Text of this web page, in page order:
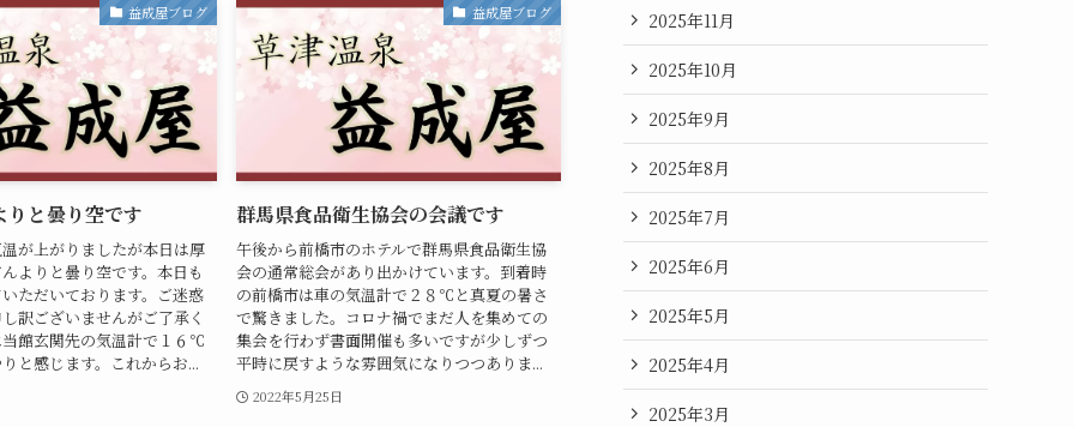
益成屋ブログ
りと曇り空です
が上がりましたが本日は厚
よりと曇り空です。本日も
ただいております。ご迷惑
訳ございませんがご了承く
館玄関先の気温計で１６℃
と感じます。これからお...
益成屋ブログ
群馬県食品衛生協会の会議です
午後から前橋市のホテルで群馬県食品衛生協
会の通常総会があり出かけています。到着時
の前橋市は車の気温計で２８℃と真夏の暑さ
で驚きました。コロナ禍でまだ人を集めての
集会を行わず書面開催も多いですが少しずつ
平時に戻すような雰囲気になりつつありま...
2022年5月25日
2025年11月
2025年10月
2025年9月
2025年8月
2025年7月
2025年6月
2025年5月
2025年4月
2025年3月